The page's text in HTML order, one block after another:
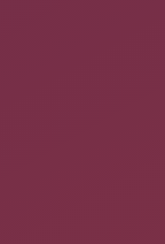
ici :
il vous est proposé de
avec : Installation de
sur ok.
et vous
Cliquez sur le
se fait pas
: